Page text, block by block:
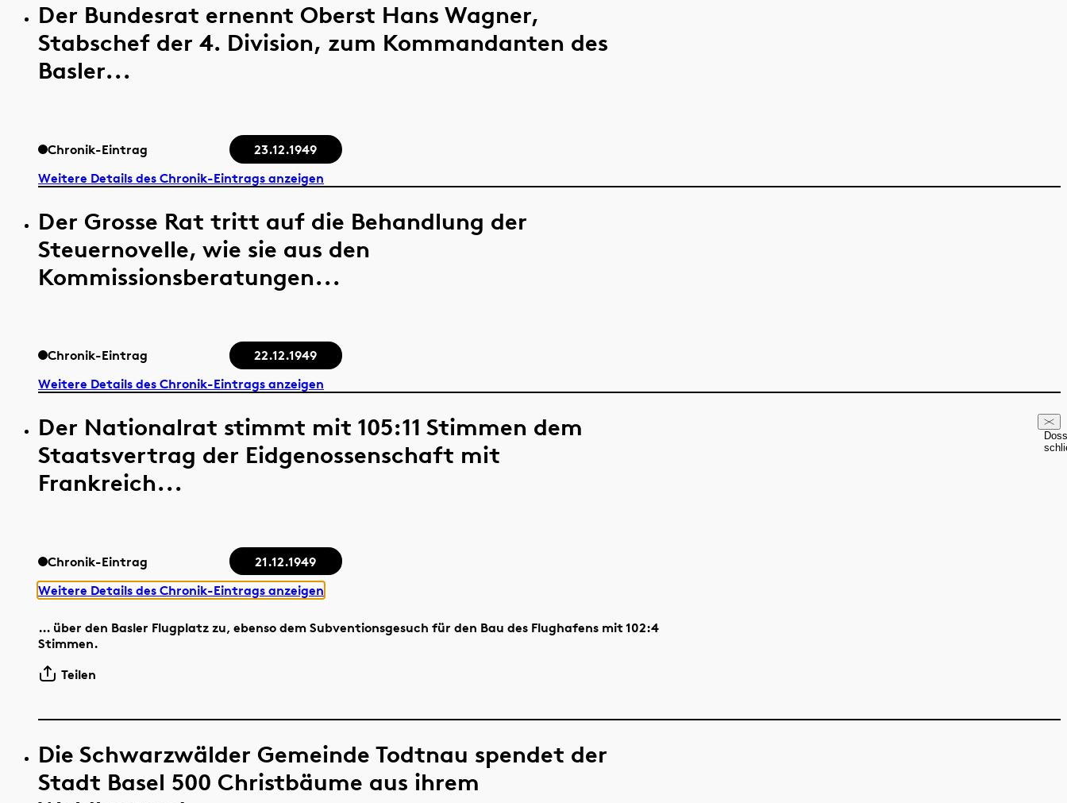
Der Bundesrat ernennt Oberst Hans Wagner,
Stabschef der 4. Division, zum Kommandanten des
Basler...
Chronik-Eintrag
23.12.1949
Weitere Details des Chronik-Eintrags anzeigen
Der Grosse Rat tritt auf die Behandlung der
Steuernovelle, wie sie aus den
Kommissionsberatungen...
Chronik-Eintrag
22.12.1949
Weitere Details des Chronik-Eintrags anzeigen
Der Nationalrat stimmt mit 105:11 Stimmen dem
Staatsvertrag der Eidgenossenschaft mit
Frankreich...
Chronik-Eintrag
21.12.1949
Weitere Details des Chronik-Eintrags anzeigen
… über den Basler Flugplatz zu, ebenso dem Subventionsgesuch für den Bau des Flughafens mit 102:4
Stimmen.
Teilen
Die Schwarzwälder Gemeinde Todtnau spendet der
Stadt Basel 500 Christbäume aus ihrem